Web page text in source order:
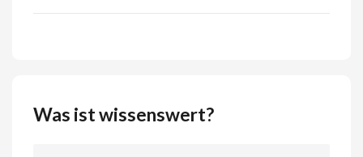
Was ist wissenswert?